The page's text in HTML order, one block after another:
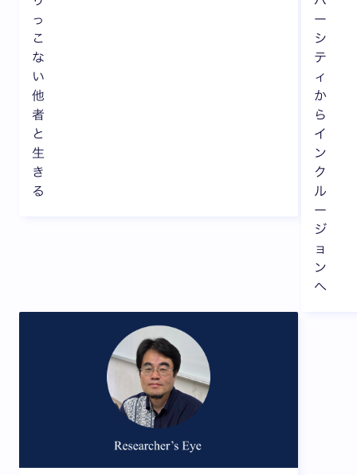
っ
こ
な
い
他
者
と
生
き
る
ー
シ
テ
ィ
か
ら
イ
ン
ク
ル
ー
ジ
ョ
ン
へ